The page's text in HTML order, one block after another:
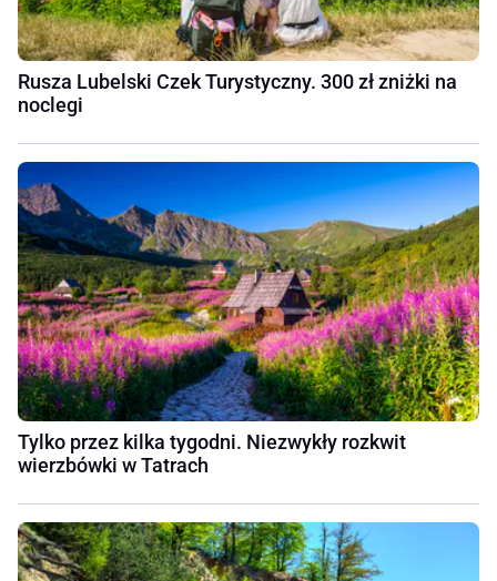
Rusza Lubelski Czek Turystyczny. 300 zł zniżki na
noclegi
Tylko przez kilka tygodni. Niezwykły rozkwit
wierzbówki w Tatrach